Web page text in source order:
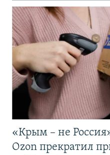
«Крым – не
Ozon прекратил